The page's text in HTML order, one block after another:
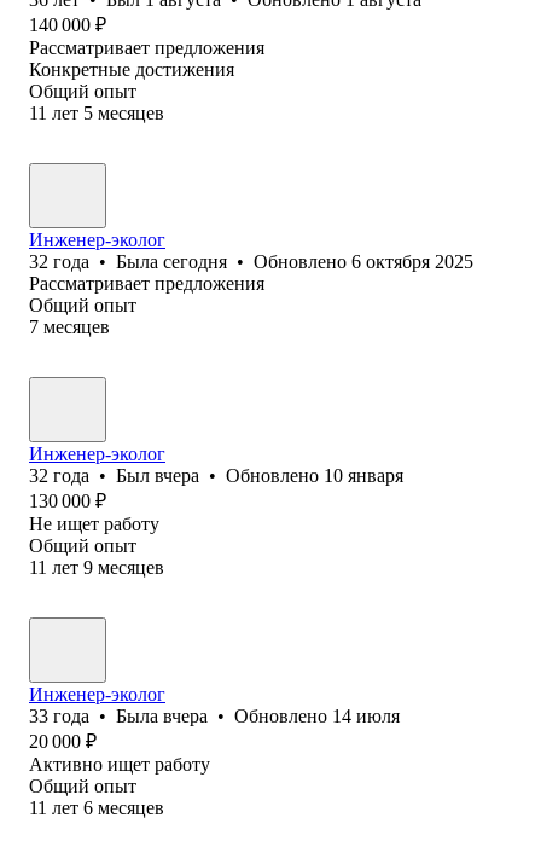
140 000 ₽
Рассматривает предложения
Конкретные достижения
Общий опыт
11 лет 5 месяцев
Инженер-эколог
32 года • Была сегодня • Обновлено 6 октября 2025
Рассматривает предложения
Общий опыт
7 месяцев
Инженер-эколог
32 года • Был вчера • Обновлено 10 января
130 000 ₽
Не ищет работу
Общий опыт
11 лет 9 месяцев
Инженер-эколог
33 года • Была вчера • Обновлено 14 июля
20 000 ₽
Активно ищет работу
Общий опыт
11 лет 6 месяцев